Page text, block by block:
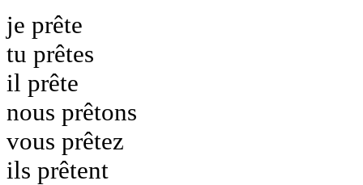
je prête
tu prêtes
il prête
nous prêtons
vous prêtez
ils prêtent